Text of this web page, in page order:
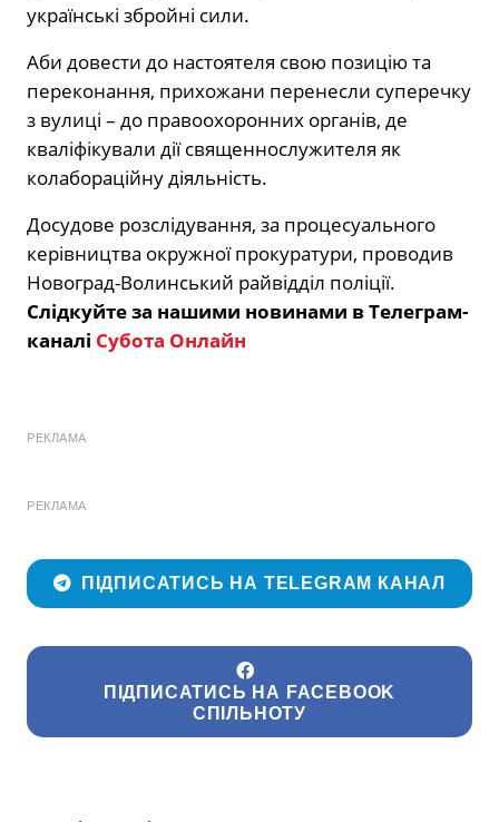
українські збройні сили.
Аби довести до настоятеля свою позицію та
переконання, прихожани перенесли суперечку
з вулиці – до правоохоронних органів, де
кваліфікували дії священнослужителя як
колабораційну діяльність.
Досудове розслідування, за процесуального
керівництва окружної прокуратури, проводив
Новоград-Волинський райвідділ поліції.
Слідкуйте за нашими новинами в Телеграм-
каналі Субота Онлайн
РЕКЛАМА
РЕКЛАМА
ПІДПИСАТИСЬ НА TELEGRAM КАНАЛ
ПІДПИСАТИСЬ НА FACEBOOK
СПІЛЬНОТУ